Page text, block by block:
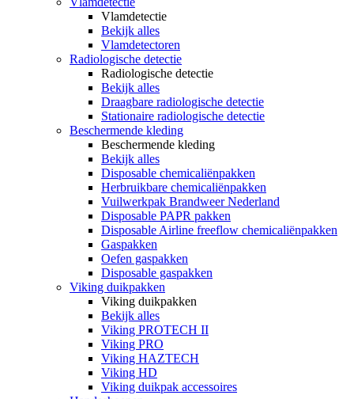
Vlamdetectie
Bekijk alles
Vlamdetectoren
Radiologische detectie
Radiologische detectie
Bekijk alles
Draagbare radiologische detectie
Stationaire radiologische detectie
Beschermende kleding
Beschermende kleding
Bekijk alles
Disposable chemicaliënpakken
Herbruikbare chemicaliënpakken
Vuilwerkpak Brandweer Nederland
Disposable PAPR pakken
Disposable Airline freeflow chemicaliënpakken
Gaspakken
Oefen gaspakken
Disposable gaspakken
Viking duikpakken
Viking duikpakken
Bekijk alles
Viking PROTECH II
Viking PRO
Viking HAZTECH
Viking HD
Viking duikpak accessoires